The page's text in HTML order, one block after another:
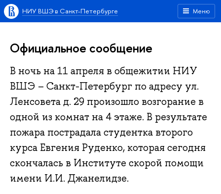
Меню
НИУ ВШЭ в Санкт-Петербурге
Официальное сообщение
В ночь на 11 апреля в общежитии НИУ
ВШЭ – Санкт-Петербург по адресу ул.
Ленсовета д. 29 произошло возгорание в
одной из комнат на 4 этаже. В результате
пожара пострадала студентка второго
курса Евгения Руденко, которая сегодня
скончалась в Институте скорой помощи
имени И.И. Джанелидзе.